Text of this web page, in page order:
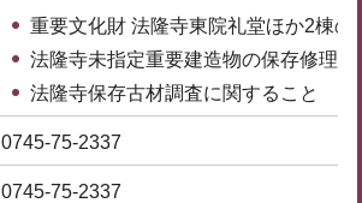
重要文化財 法隆寺東院礼堂ほか2棟の
法隆寺未指定重要建造物の保存修理
法隆寺保存古材調査に関すること
0745-75-2337
0745-75-2337